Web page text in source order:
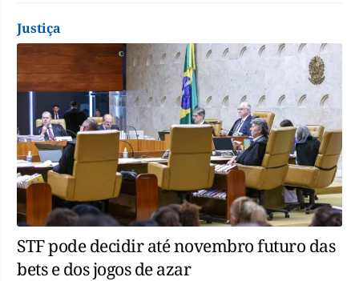
Justiça
STF pode decidir até novembro futuro das
bets e dos jogos de azar